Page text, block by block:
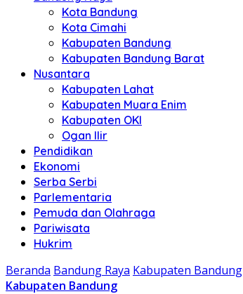
Kota Bandung
Kota Cimahi
Kabupaten Bandung
Kabupaten Bandung Barat
Nusantara
Kabupaten Lahat
Kabupaten Muara Enim
Kabupaten OKI
Ogan Ilir
Pendidikan
Ekonomi
Serba Serbi
Parlementaria
Pemuda dan Olahraga
Pariwisata
Hukrim
Beranda Bandung Raya Kabupaten Bandung
Kabupaten Bandung